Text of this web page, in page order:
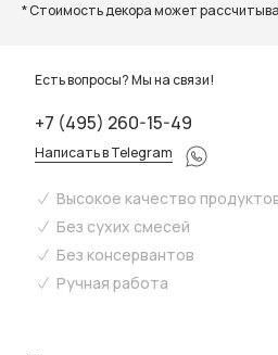
* Стоимость декора может
Есть вопросы? Мы на связи!
+7 (495) 260-15-49
Написать в Telegram
Высокое качество
Без сухих смесей
Без консервантов
Ручная работа